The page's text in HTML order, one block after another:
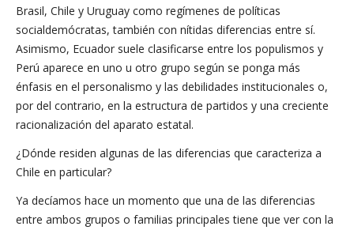
Brasil, Chile y Uruguay como regímenes de políticas
socialdemócratas, también con nítidas diferencias entre sí.
Asimismo, Ecuador suele clasificarse entre los populismos y
Perú aparece en uno u otro grupo según se ponga más
énfasis en el personalismo y las debilidades institucionales o,
por del contrario, en la estructura de partidos y una creciente
racionalización del aparato estatal.
¿Dónde residen algunas de las diferencias que caracteriza a
Chile en particular?
Ya decíamos hace un momento que una de las diferencias
entre ambos grupos o familias principales tiene que ver con la